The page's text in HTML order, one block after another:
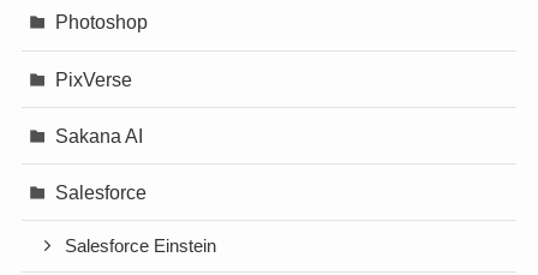
Photoshop
PixVerse
Sakana AI
Salesforce
Salesforce Einstein